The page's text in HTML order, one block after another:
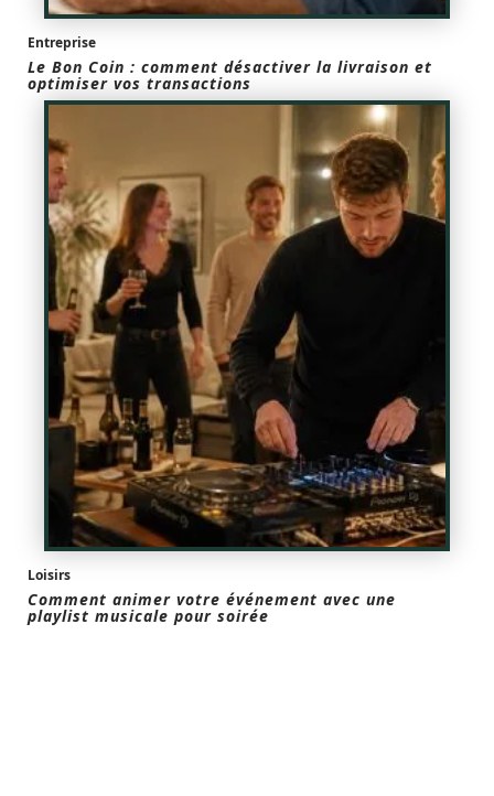
Entreprise
Le Bon Coin : comment désactiver la livraison et
optimiser vos transactions
Loisirs
Comment animer votre événement avec une
playlist musicale pour soirée